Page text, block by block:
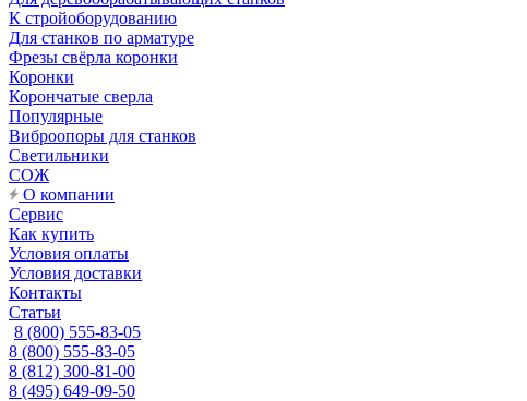
К стройоборудованию
Для станков по арматуре
Фрезы свёрла коронки
Коронки
Корончатые сверла
Популярные
Виброопоры для станков
Светильники
СОЖ
О компании
Сервис
Как купить
Условия оплаты
Условия доставки
Контакты
Статьи
8 (800) 555-83-05
8 (800) 555-83-05
8 (812) 300-81-00
8 (495) 649-09-50